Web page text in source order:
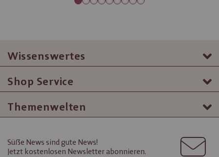
Wissenswertes
Shop Service
Themenwelten
Süße News sind gute News!
Jetzt kostenlosen Newsletter abonnieren.